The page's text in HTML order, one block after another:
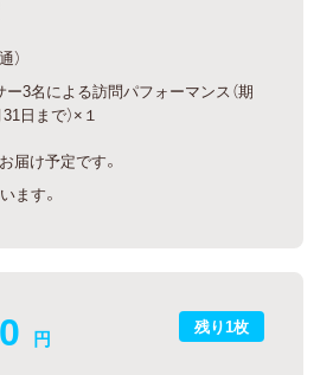
）
3名による訪問パフォーマンス（期
日まで）×１
届け予定です。
ます。
残り1枚
円